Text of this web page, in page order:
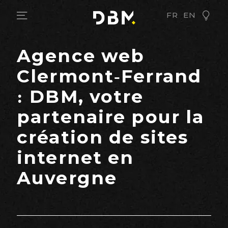
FR EN
Agence web
Clermont-Ferrand
: DBM, votre
partenaire pour la
création de sites
internet en
Auvergne